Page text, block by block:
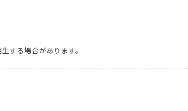
する場合があります。